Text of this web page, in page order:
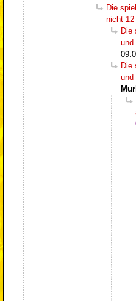
Die
nicht 12
Die
und
Die
und